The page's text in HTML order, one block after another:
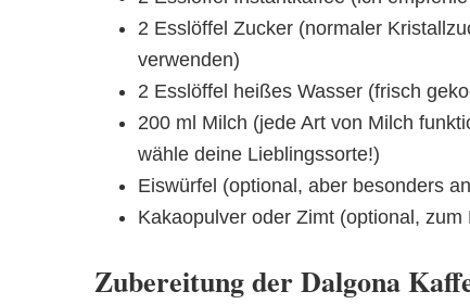
2 Esslöffel Zucker (normaler
verwenden)
2 Esslöffel heißes Wasser (frisch
200 ml Milch (jede Art von Milch
wähle deine Lieblingssorte!)
Eiswürfel (optional, aber besonders
Kakaopulver oder Zimt (optional, zum
Zubereitung der Dalgona